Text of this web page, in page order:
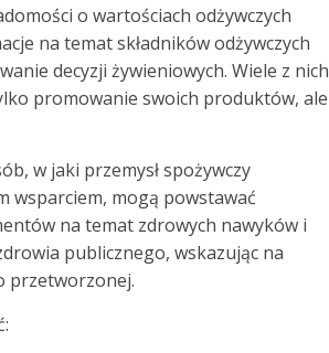
o wartościach odżywczych
na temat składników odżywczych
decyzji żywieniowych. Wiele z nich
promowanie swoich produktów, ale
w jaki przemysł spożywczy
wsparciem, mogą powstawać
na temat zdrowych nawyków i
publicznego, wskazując na
przetworzonej.